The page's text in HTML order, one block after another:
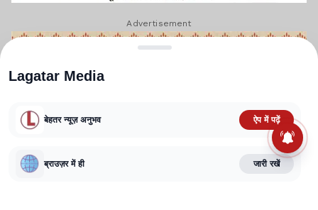
Advertisement
Lagatar Media
बेहतर न्यूज़ अनुभव ऐप में पढ़ें
ब्राउज़र में ही जारी रखें